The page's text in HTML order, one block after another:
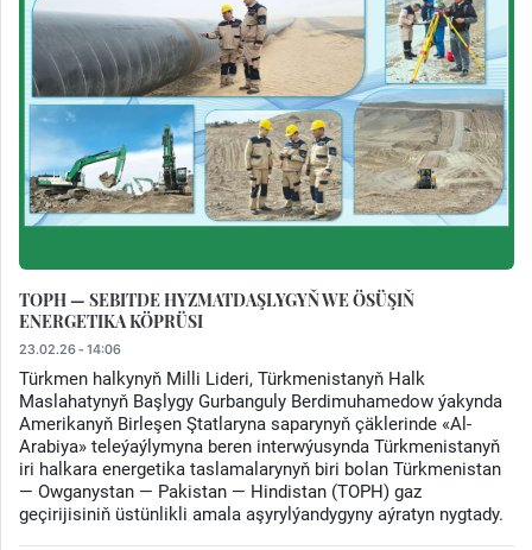
TOPH — SEBITDE HYZMATDAŞLYGYŇ WE ÖSÜŞIŇ
ENERGETIKA KÖPRÜSI
23.02.26 - 14:06
Türkmen halkynyň Milli Lideri, Türkmenistanyň Halk
Maslahatynyň Başlygy Gurbanguly Berdimuhamedow ýakynda
Amerikanyň Birleşen Ştatlaryna saparynyň çäklerinde «Al-
Arabiya» teleýaýlymyna beren interwýusynda Türkmenistanyň
iri halkara energetika taslamalarynyň biri bolan Türkmenistan
— Owganystan — Pakistan — Hindistan (TOPH) gaz
geçirijisiniň üstünlikli amala aşyrylýandygyny aýratyn nygtady.